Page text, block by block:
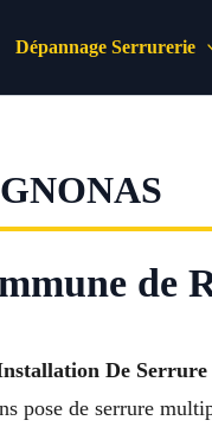
Dépannage Serrurerie
de
De
pose de serrure